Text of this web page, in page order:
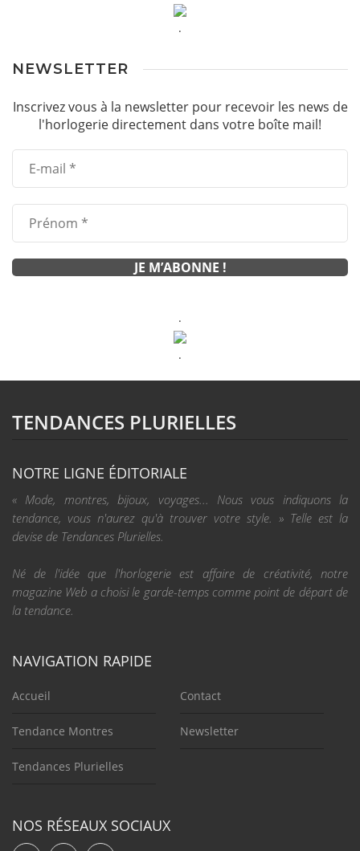
.
NEWSLETTER
Inscrivez vous à la newsletter pour recevoir les news de
l'horlogerie directement dans votre boîte mail!
.
.
TENDANCES PLURIELLES
NOTRE LIGNE ÉDITORIALE
« Mode, montres, bijoux, voyages... Nous vous indiquons la
tendance, vous n'aurez qu'à trouver votre style. » Telle est la
devise de Tendances Plurielles.
Né de l'idée que l'horlogerie est affaire de créativité, notre
magazine Web a choisi le garde-temps comme point de départ de
la tendance.
NAVIGATION RAPIDE
Accueil
Tendance Montres
Tendances Plurielles
Contact
Newsletter
NOS RÉSEAUX SOCIAUX